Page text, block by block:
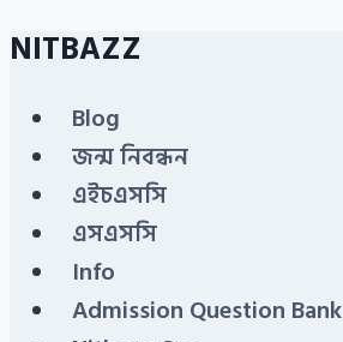
Skip
content
NITBAZZ
Blog
জন্ম নিবন্ধন
এইচএসসি
এসএসসি
Info
Admission Question Bank